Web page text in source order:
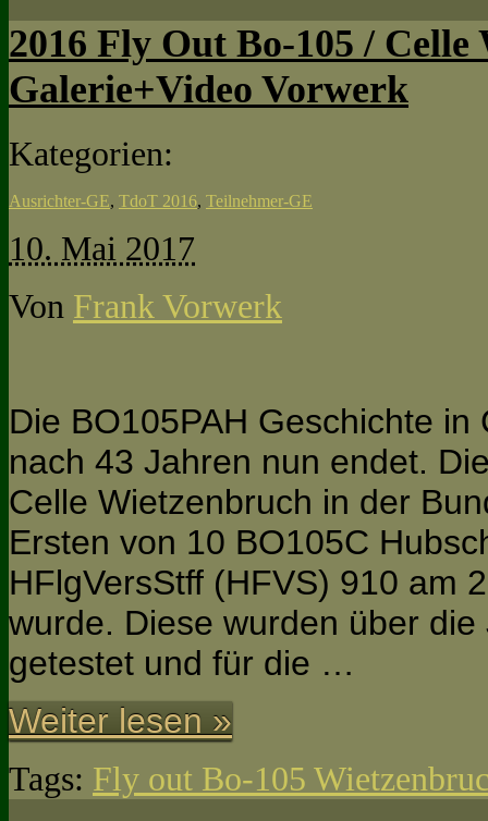
2016 Fly Out Bo-105 / Celle
Galerie+Video Vorwerk
Kategorien:
Ausrichter-GE, TdoT 2016, Teilnehmer-GE
10. Mai 2017
Von Frank Vorwerk
Die BO105PAH Geschichte
nach 43 Jahren nun endet.
Celle Wietzenbruch in der
Ersten von 10 BO105C
HFlgVersStff (HFVS) 910 am
wurde. Diese wurden über
getestet und für die …
Weiter lesen »
Tags: Fly out Bo-105